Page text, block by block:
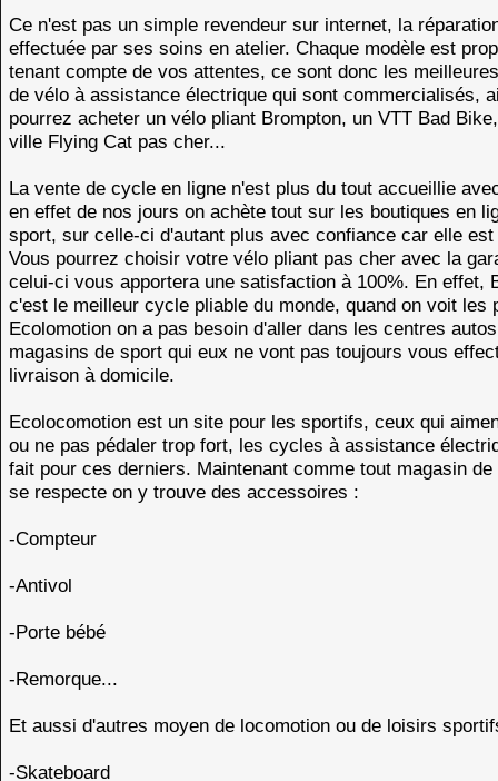
Ce n'est pas un simple revendeur sur internet, la
effectuée par ses soins en atelier. Chaque modèle est
tenant compte de vos attentes, ce sont donc les
de vélo à assistance électrique qui sont commercialisés,
pourrez acheter un vélo pliant Brompton, un VTT Bad
ville Flying Cat pas cher...
La vente de cycle en ligne n'est plus du tout accueillie
en effet de nos jours on achète tout sur les boutiques en
sport, sur celle-ci d'autant plus avec confiance car elle
Vous pourrez choisir votre vélo pliant pas cher avec la
celui-ci vous apportera une satisfaction à 100%. En effet,
c'est le meilleur cycle pliable du monde, quand on voit les
Ecolomotion on a pas besoin d'aller dans les centres
magasins de sport qui eux ne vont pas toujours vous
livraison à domicile.
Ecolocomotion est un site pour les sportifs, ceux qui
ou ne pas pédaler trop fort, les cycles à assistance
fait pour ces derniers. Maintenant comme tout magasin
se respecte on y trouve des accessoires :
-Compteur
-Antivol
-Porte bébé
-Remorque...
Et aussi d'autres moyen de locomotion ou de loisirs
-Skateboard